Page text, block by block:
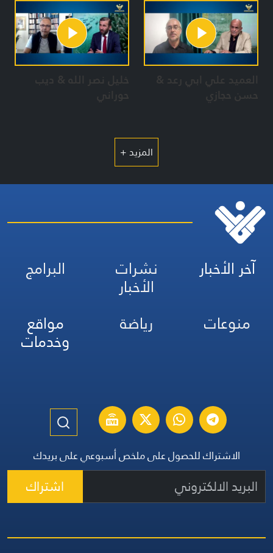
العميد علي ابي رعد & خليل نصر الله & ديب
حوراني
المزيد +
آخر الأخبار نشرات
الأخبار
البرامج
منوعات
رياضة مواقع
وخدمات
الاشتراك للحصول على ملخص أسبوعي على بريدك
اشتراك